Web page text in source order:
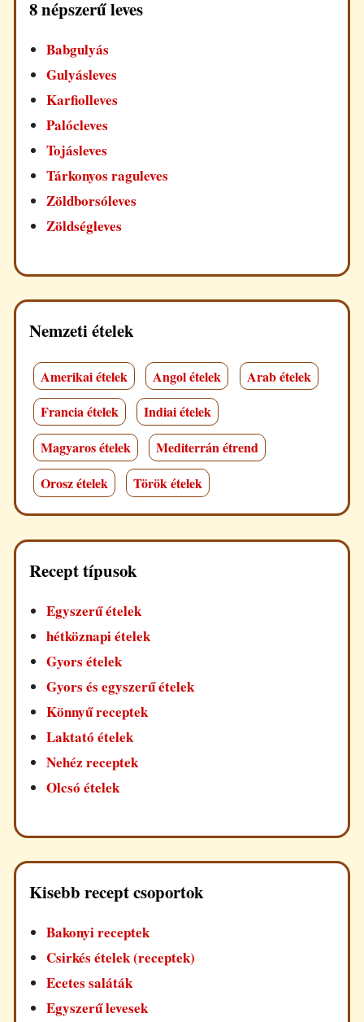
8 népszerű leves
Babgulyás
Gulyásleves
Karfiolleves
Palócleves
Tojásleves
Tárkonyos raguleves
Zöldborsóleves
Zöldségleves
Nemzeti ételek
Amerikai ételek Angol ételek
Arab ételek
Francia ételek
Indiai ételek
Magyaros ételek
Mediterrán étrend
Orosz ételek
Török ételek
Recept típusok
Egyszerű ételek
hétköznapi ételek
Gyors ételek
Gyors és egyszerű ételek
Könnyű receptek
Laktató ételek
Nehéz receptek
Olcsó ételek
Kisebb recept csoportok
Bakonyi receptek
Csirkés ételek (receptek)
Ecetes saláták
Egyszerű levesek